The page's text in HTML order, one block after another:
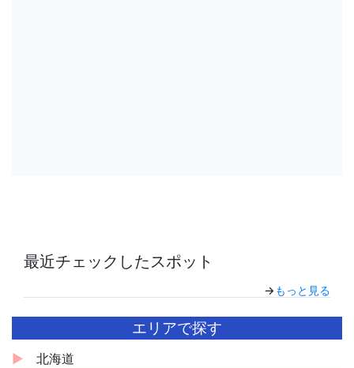
最近チェックしたスポット
→ もっと見る
エリアで探す
北海道